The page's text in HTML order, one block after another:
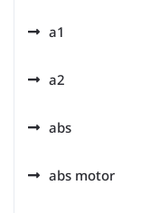
a1
a2
abs
abs motor